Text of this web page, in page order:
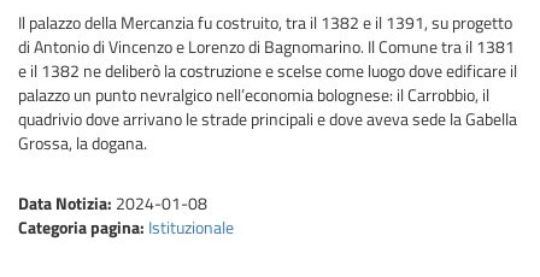
Il palazzo della Mercanzia fu costruito, tra il 1382 e il 1391, su progetto
di Antonio di Vincenzo e Lorenzo di Bagnomarino. Il Comune tra il 1381
e il 1382 ne deliberò la costruzione e scelse come luogo dove edificare il
palazzo un punto nevralgico nell’economia bolognese: il Carrobbio, il
quadrivio dove arrivano le strade principali e dove aveva sede la Gabella
Grossa, la dogana.
Data Notizia: 2024-01-08
Categoria pagina: Istituzionale